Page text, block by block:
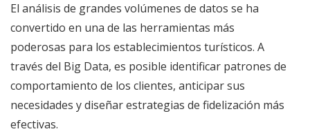
El análisis de grandes volúmenes de datos se ha
convertido en una de las herramientas más
poderosas para los establecimientos turísticos. A
través del Big Data, es posible identificar patrones de
comportamiento de los clientes, anticipar sus
necesidades y diseñar estrategias de fidelización más
efectivas.